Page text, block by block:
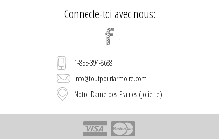
Connecte-toi avec nous:
1-855-394-8688
info@toutpourlarmoire.com
Notre-Dame-des-Prairies (Joliette)